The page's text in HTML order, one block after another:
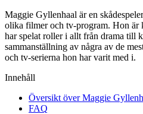
Maggie Gyllenhaal är en
olika filmer och tv-program. Hon är
har spelat roller i allt från drama till
sammanställning av några av de
och tv-serierna hon har varit med i.
Innehåll
Översikt över Maggie
FAQ